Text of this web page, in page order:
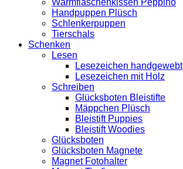
Handpuppen Plüsch
Schlenkerpuppen
Tierschals
Schenken
Lesen
Lesezeichen handgewebt
Lesezeichen mit Holz
Schreiben
Glücksboten Bleistifte
Mäppchen Plüsch
Bleistift Puppies
Bleistift Woodies
Glücksboten
Glücksboten Magnete
Magnet Fotohalter